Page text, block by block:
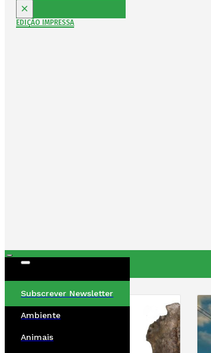
×
EDIÇÃO IMPRESSA
Subscrever Newsletter
Ambiente
Animais